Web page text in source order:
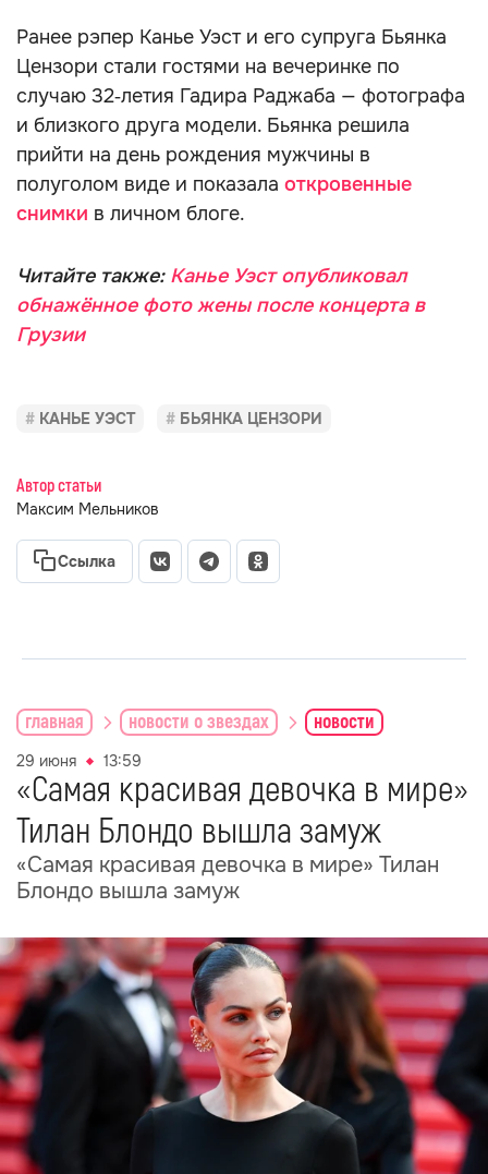
Ранее рэпер Канье Уэст и его супруга Бьянка
Цензори стали гостями на вечеринке по
случаю 32‑летия Гадира Раджаба — фотографа
и близкого друга модели. Бьянка решила
прийти на день рождения мужчины в
полуголом виде и показала откровенные
снимки в личном блоге.
Читайте также: Канье Уэст опубликовал
обнажённое фото жены после концерта в
Грузии
КАНЬЕ УЭСТ БЬЯНКА ЦЕНЗОРИ
Автор статьи
Максим Мельников
Ссылка
главная новости о звездах новости
29 июня 13:59
«Самая красивая девочка в мире»
Тилан Блондо вышла замуж
«Самая красивая девочка в мире» Тилан
Блондо вышла замуж